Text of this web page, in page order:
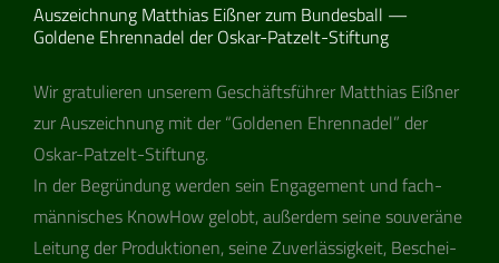
Auszeichnung Matthias Eißner zum Bundesball —
Goldene Ehrennadel der Oskar-Patzelt-Stiftung
Wir gra­tu­lie­ren unse­rem Geschäfts­füh­rer Mat­thias Eiß­ner
zur Aus­zeich­nung mit der “Gol­de­nen Ehren­na­del” der
Oskar-Pat­z­elt-Stif­tung.
In der Begrün­dung wer­den sein Enga­ge­ment und fach­
män­ni­sches Know­How gelobt, außer­dem seine sou­ve­räne
Lei­tung der Pro­duk­tio­nen, seine Zuver­läs­sig­keit, Beschei­